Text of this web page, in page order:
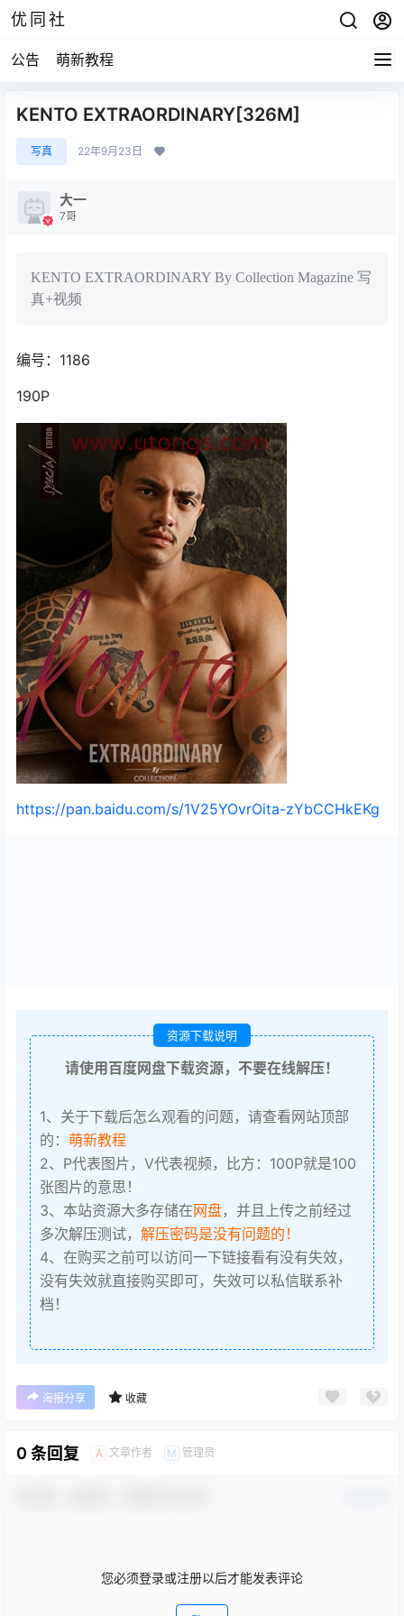
优同社
公告 萌新教程
KENTO EXTRAORDINARY[326M]
写真 22年9月23日
大一
7哥
KENTO EXTRAORDINARY By Collection Magazine 写
真+视频
编号：1186
190P
https://pan.baidu.com/s/1V25YOvrOita-zYbCCHkEKg
资源下载说明
请使用百度网盘下载资源，不要在线解压！
1、关于下载后怎么观看的问题，请查看网站顶部
的： 萌新教程
2、P代表图片，V代表视频，比方：100P就是100
张图片的意思！
3、本站资源大多存储在网盘，并且上传之前经过
多次解压测试， 解压密码是没有问题的！
4、在购买之前可以访问一下链接看有没有失效，
没有失效就直接购买即可，失效可以私信联系补
档！
海报分享 收藏
0 条回复 A 文章作者 M 管理员
您必须登录或注册以后才能发表评论